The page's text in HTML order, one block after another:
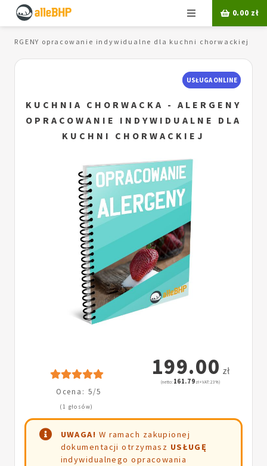
Menu 0.00 zł
opracowanie indywidualne dla kuchni chorwackiej
USŁUGA ONLINE
KUCHNIA CHORWACKA - ALERGENY
OPRACOWANIE INDYWIDUALNE DLA
KUCHNI CHORWACKIEJ
Ocena: 5/5
(1 głosów)
199.00 zł
(netto: 161.79 zł + VAT: 23%)
UWAGA! W ramach zakupionej
dokumentacji otrzymasz USŁUGĘ
indywidualnego opracowania